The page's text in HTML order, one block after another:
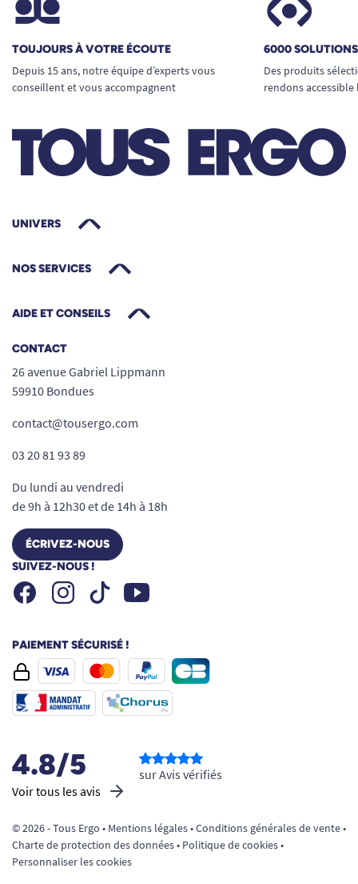
TOUJOURS À VOTRE ÉCOUTE
Depuis 15 ans, notre équipe d’experts vous
conseillent et vous accompagnent
6000
Des produits
rendons
UNIVERS
NOS SERVICES
AIDE ET CONSEILS
CONTACT
26 avenue Gabriel Lippmann
59910 Bondues
contact@tousergo.com
03 20 81 93 89
Du lundi au vendredi
de 9h à 12h30 et de 14h à 18h
ÉCRIVEZ-NOUS
SUIVEZ-NOUS !
FacebookInstagramTiktok Youtube
PAIEMENT SÉCURISÉ !
4.8/5
Voir tous les avis
sur Avis vérifiés
© 2026 - Tous Ergo • Mentions légales•Conditions générales de vente•
Charte de protection des données• Politique de cookies•
Personnaliser les cookies